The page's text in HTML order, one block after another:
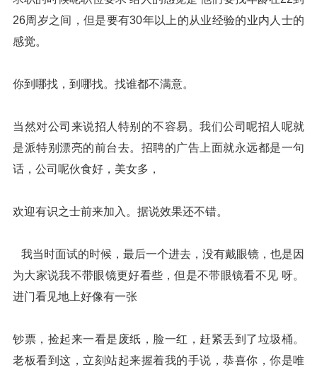
26周岁之间，但是要有30年以上的从业经验的业内人士的
感觉。
你到哪找，到哪找。找谁都不满意。
当然对公司来说招人特别的不容易。我们公司呢招人呢就
是派特别漂亮的前台去。招聘的广告上面就永远都是一句
话，公司呢伙食好，美女多，
欢迎有识之士前来加入。据说效果还不错。
我当时面试的时候，最后一个进去，没有戴眼镜，也是因
为大家说我不带眼镜更好看些，但是不带眼镜看不见 呀。
进门看见地上好像有一张
钞票，捡起来一看是废纸，脸一红，赶紧丢到了垃圾桶。
老板看到这，立刻站起来握着我的手说，恭喜你，你是唯